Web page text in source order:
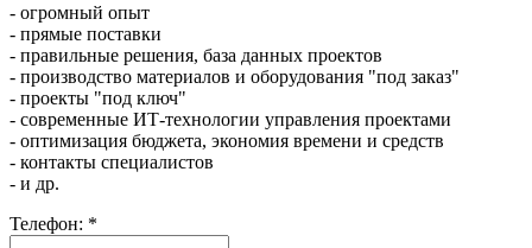
- огромный опыт
- прямые поставки
- правильные решения, база данных проектов
- производство материалов и оборудования "под заказ"
- проекты "под ключ"
- современные ИТ-технологии управления проектами
- оптимизация бюджета, экономия времени и средств
- контакты специалистов
- и др.
Телефон: *